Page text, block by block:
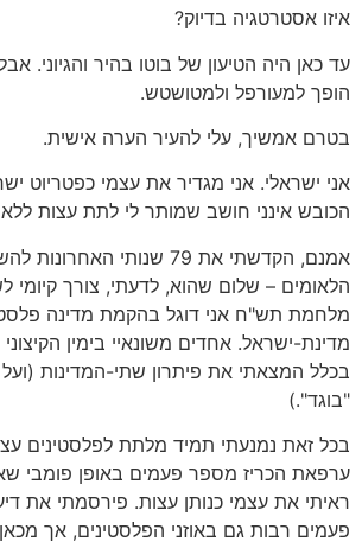
איזו אסטרטגיה בדיוק?
עד כאן היה הטיעון של בוטו בהיר והגיוני.
הופך למעורפל ולמטושטש.
בטרם אמשיך, עלי להעיר הערה אישית.
אני ישראלי. אני מגדיר את עצמי כפטריוט
הכובש אינני חושב שמותר לי לתת עצות
אמנם, הקדשתי את 79 שנותי
הלאומים – שלום שהוא, לדעתי, צורך קיומי
מלחמת תש"ח אני דוגל בהקמת מדינה
מדינת-ישראל. אחדים משונאיי בימין
בכלל המצאתי את פיתרון שתי-המדינות (ועל
"בוגד".)
בכל זאת נמנעתי תמיד מלתת לפלסטינים
ערפאת הכריז מספר פעמים באופן פומבי
ראיתי את עצמי כנותן עצות. פירסמתי את
פעמים רבות גם באוזני הפלסטינים, אך